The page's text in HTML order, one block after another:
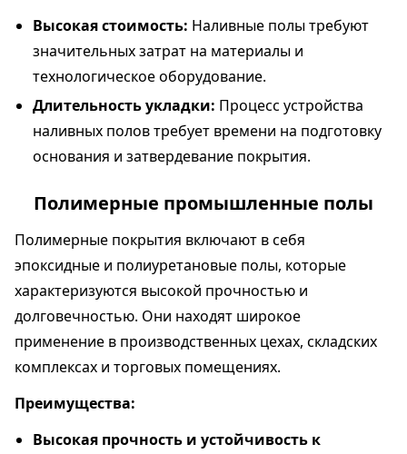
Высокая стоимость: Наливные полы требуют
значительных затрат на материалы и
технологическое оборудование.
Длительность укладки: Процесс устройства
наливных полов требует времени на подготовку
основания и затвердевание покрытия.
Полимерные промышленные полы
Полимерные покрытия включают в себя
эпоксидные и полиуретановые полы, которые
характеризуются высокой прочностью и
долговечностью. Они находят широкое
применение в производственных цехах, складских
комплексах и торговых помещениях.
Преимущества:
Высокая прочность и устойчивость к